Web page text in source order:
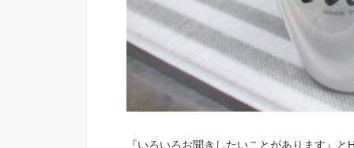
『いろいろお聞きしたいことがあります』と